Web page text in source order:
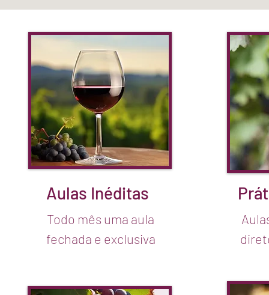
Aulas Inéditas
Todo mês uma aula
fechada e exclusiva